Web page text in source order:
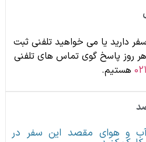
دارید یا می خواهید تلفنی ثبت
نام کنید؟ ساعت 17 تا 22 هر روز پاسخ گوی تماس های تلفنی
هستیم.
و هوای مقصد این سفر در